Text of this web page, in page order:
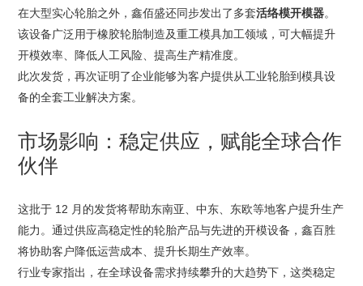
全
球
工
业
应
链？
在大型实心轮胎之外，鑫佰盛还同步发出了多套活络模开模器。
该设备广泛用于橡胶轮胎制造及重工模具加工领域，可大幅提升
开模效率、降低人工风险、提高生产精准度。
此次发货，再次证明了企业能够为客户提供从工业轮胎到模具设
备的全套工业解决方案。
市场影响：稳定供应，赋能全球合作
伙伴
这批于 12 月的发货将帮助东南亚、中东、东欧等地客户提升生产
能力。通过供应高稳定性的轮胎产品与先进的开模设备，鑫百胜
将协助客户降低运营成本、提升长期生产效率。
行业专家指出，在全球设备需求持续攀升的大趋势下，这类稳定